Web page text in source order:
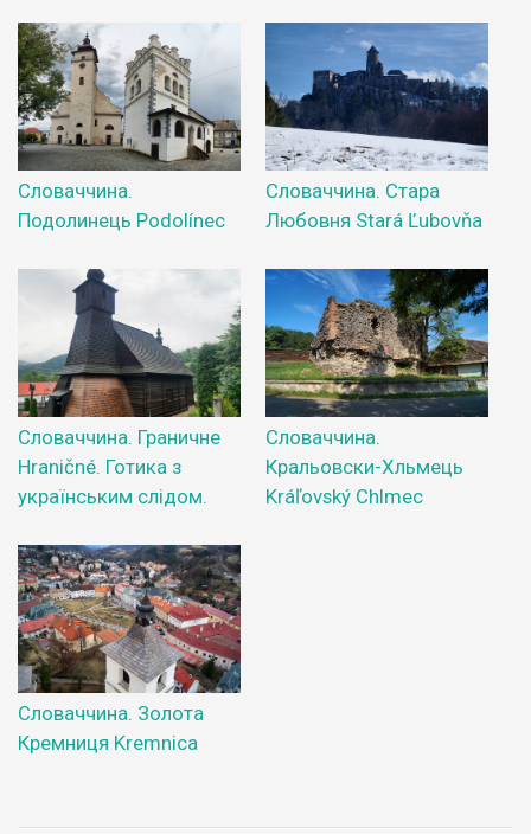
Словаччина.
Подолинець Podolínec
Словаччина. Стара
Любовня Stará Ľubovňa
Словаччина. Граничне
Hraničné. Готика з
українським слідом.
Словаччина.
Кральовски-Хльмець
Kráľovský Chlmec
Словаччина. Золота
Кремниця Kremnica